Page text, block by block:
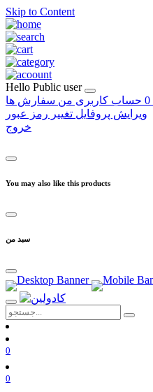
Skip to Content
Hello Public user
0 حساب کاربری من سفارش ها
ویرایش پروفایل تغییر رمز عبور
خروج
You may also like this products
سبد من
0
0